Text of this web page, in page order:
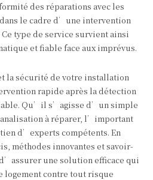
des réparations avec les
le cadre d’une intervention
type de service survient ainsi
et fiable face aux imprévus.
la sécurité de votre installation
rapide après la détection
Qu’il s’agisse d’un simple
à réparer, l’important
d’experts compétents. En
méthodes innovantes et savoir-
une solution efficace qui
logement contre tout risque